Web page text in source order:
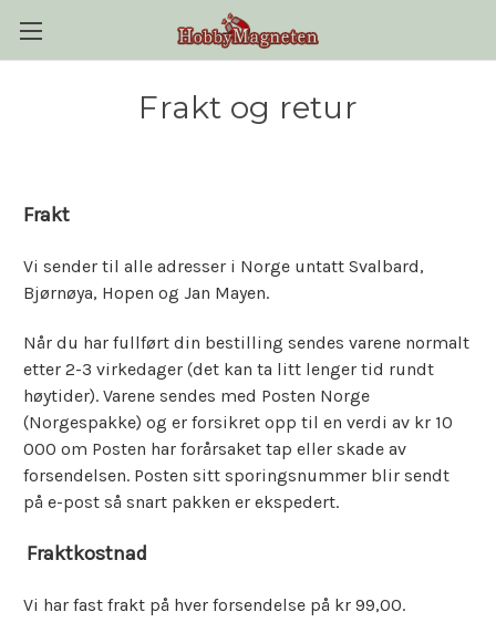
Frakt og retur
Frakt
Vi sender til alle adresser i Norge untatt Svalbard,
Bjørnøya, Hopen og Jan Mayen.
Når du har fullført din bestilling sendes varene normalt
etter 2-3 virkedager (det kan ta litt lenger tid rundt
høytider). Varene sendes med Posten Norge
(Norgespakke) og er forsikret opp til en verdi av kr 10
000 om Posten har forårsaket tap eller skade av
forsendelsen. Posten sitt sporingsnummer blir sendt
på e-post så snart pakken er ekspedert.
Fraktkostnad
Vi har fast frakt på hver forsendelse på kr 99,00.